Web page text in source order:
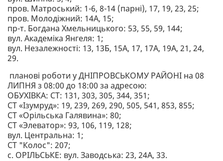
пров. Матроський: 1-6, 8-14 (парні), 17, 19, 23, 25;
пров. Молодіжний: 14А, 15;
пр-т. Богдана Хмельницького: 53, 55, 59, 144;
вул. Академіка Янгеля: 1;
вул. Незалежності: 13, 13Б, 15А, 17, 17А, 19А, 21, 24,
29.
планові роботи у ДНІПРОВСЬКОМУ РАЙОНІ на 08
ЛИПНЯ з 08:00 до 18:00 за адресою:
ОБУХІВКА: СТ: 131, 303, 305, 344, 351;
СТ «Ізумруд»: 19, 239, 269, 290, 505, 541, 853, 855;
СТ «Орільська Галявина»: 80;
СТ «Элеватор»: 93, 106, 119, 128;
вул. Центральна: 1;
СТ "Колос": 207;
с. ОРІЛЬСЬКЕ: вул. Заводська: 23, 24А, 33.